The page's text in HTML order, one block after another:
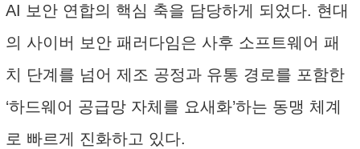
AI 보안 연합의 핵심 축을 담당하게 되었다. 현대
의 사이버 보안 패러다임은 사후 소프트웨어 패
치 단계를 넘어 제조 공정과 유통 경로를 포함한
‘하드웨어 공급망 자체를 요새화’하는 동맹 체계
로 빠르게 진화하고 있다.